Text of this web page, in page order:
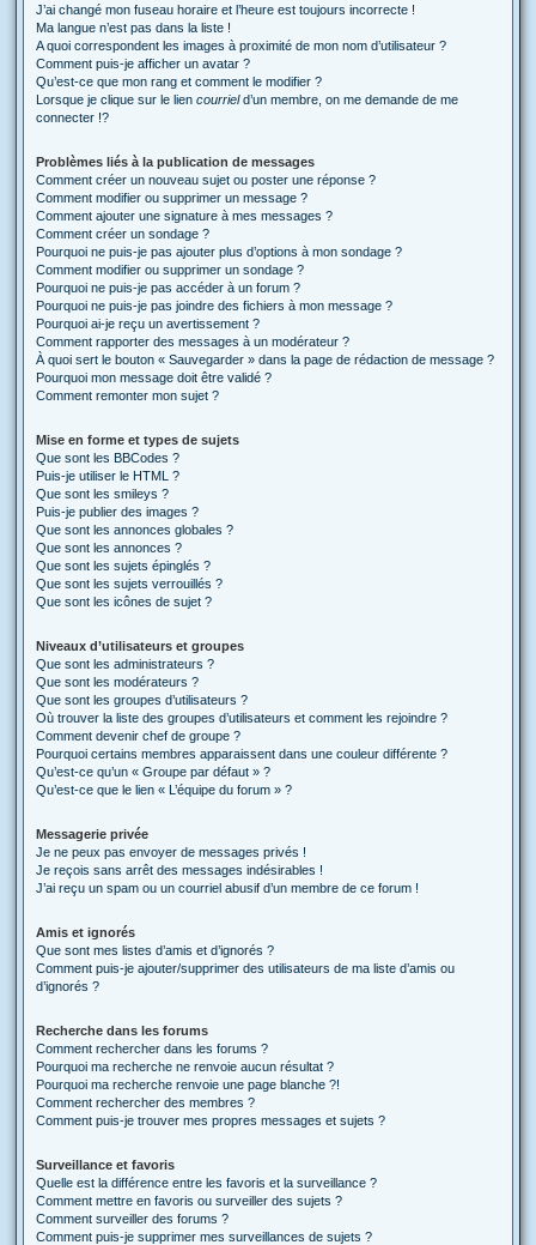
J’ai changé mon fuseau horaire et l’heure est toujours incorrecte !
Ma langue n’est pas dans la liste !
A quoi correspondent les images à proximité de mon nom d’utilisateur ?
Comment puis-je afficher un avatar ?
Qu’est-ce que mon rang et comment le modifier ?
Lorsque je clique sur le lien courrield’un membre, on me demande de me
connecter !?
Problèmes liés à la publication de messages
Comment créer un nouveau sujet ou poster une réponse ?
Comment modifier ou supprimer un message ?
Comment ajouter une signature à mes messages ?
Comment créer un sondage ?
Pourquoi ne puis-je pas ajouter plus d’options à mon sondage ?
Comment modifier ou supprimer un sondage ?
Pourquoi ne puis-je pas accéder à un forum ?
Pourquoi ne puis-je pas joindre des fichiers à mon message ?
Pourquoi ai-je reçu un avertissement ?
Comment rapporter des messages à un modérateur ?
À quoi sert le bouton « Sauvegarder » dans la page de rédaction de message ?
Pourquoi mon message doit être validé ?
Comment remonter mon sujet ?
Mise en forme et types de sujets
Que sont les BBCodes ?
Puis-je utiliser le HTML ?
Que sont les smileys ?
Puis-je publier des images ?
Que sont les annonces globales ?
Que sont les annonces ?
Que sont les sujets épinglés ?
Que sont les sujets verrouillés ?
Que sont les icônes de sujet ?
Niveaux d’utilisateurs et groupes
Que sont les administrateurs ?
Que sont les modérateurs ?
Que sont les groupes d’utilisateurs ?
Où trouver la liste des groupes d’utilisateurs et comment les rejoindre ?
Comment devenir chef de groupe ?
Pourquoi certains membres apparaissent dans une couleur différente ?
Qu’est-ce qu’un « Groupe par défaut » ?
Qu’est-ce que le lien « L’équipe du forum » ?
Messagerie privée
Je ne peux pas envoyer de messages privés !
Je reçois sans arrêt des messages indésirables !
J’ai reçu un spam ou un courriel abusif d’un membre de ce forum !
Amis et ignorés
Que sont mes listes d’amis et d’ignorés ?
Comment puis-je ajouter/supprimer des utilisateurs de ma liste d’amis ou
d’ignorés ?
Recherche dans les forums
Comment rechercher dans les forums ?
Pourquoi ma recherche ne renvoie aucun résultat ?
Pourquoi ma recherche renvoie une page blanche ?!
Comment rechercher des membres ?
Comment puis-je trouver mes propres messages et sujets ?
Surveillance et favoris
Quelle est la différence entre les favoris et la surveillance ?
Comment mettre en favoris ou surveiller des sujets ?
Comment surveiller des forums ?
Comment puis-je supprimer mes surveillances de sujets ?